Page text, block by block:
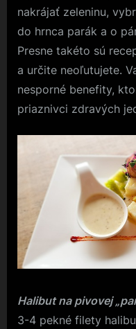
nakrájať zeleninu,
do hrnca parák a o
Presne takéto sú
a určite neoľutujete.
nesporné benefity,
priaznivci zdravých
Halibut na pivovej
3-4 pekné filety